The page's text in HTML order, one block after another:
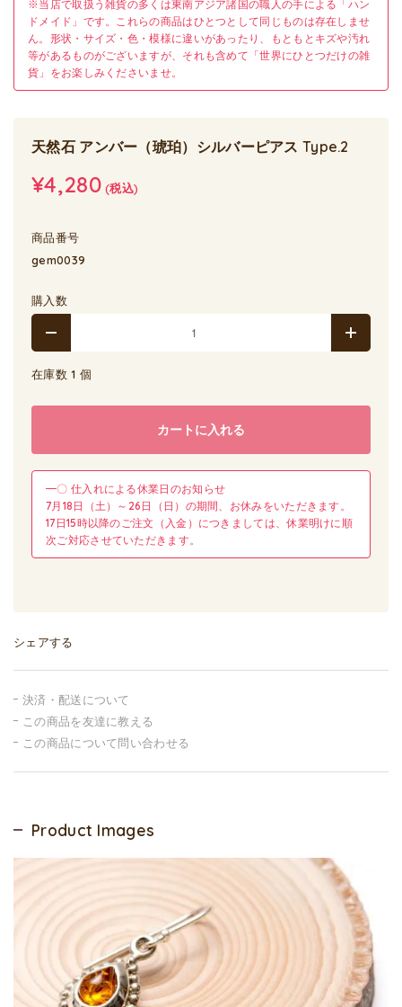
※当店で取扱う雑貨の多くは東南アジア諸国の職人の手による「ハン
ドメイド」です。これらの商品はひとつとして同じものは存在しませ
ん。形状・サイズ・色・模様に違いがあったり、もともとキズや汚れ
等があるものがございますが、それも含めて「世界にひとつだけの雑
貨」をお楽しみくださいませ。
天然石 アンバー（琥珀）シルバーピアス Type.2
¥4,280(税込)
商品番号
gem0039
購入数
在庫数 1 個
カートに入れる
━〇 仕入れによる休業日のお知らせ
7月18日（土）～26日（日）の期間、お休みをいただきます。
17日15時以降のご注文（入金）につきましては、休業明けに順
次ご対応させていただきます。
シェアする
決済・配送について
この商品を友達に教える
この商品について問い合わせる
Product Images